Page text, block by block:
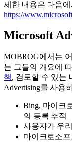
세한 내용은 다음
https://
Microsoft
MOBROG에서는
는 그들의 개요에
책, 검토할 수 있는
Advertising를 사용
Bing, 마이크
의 등록 추적.
사용자가 우
마이크로소